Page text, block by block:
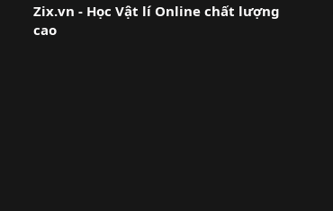
Zix.vn - Học Vật lí Online chất lượng
cao